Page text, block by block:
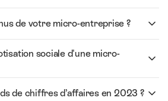
de votre micro-entreprise ?
sociale d'une micro-
de chiffres d’affaires en 2023 ?